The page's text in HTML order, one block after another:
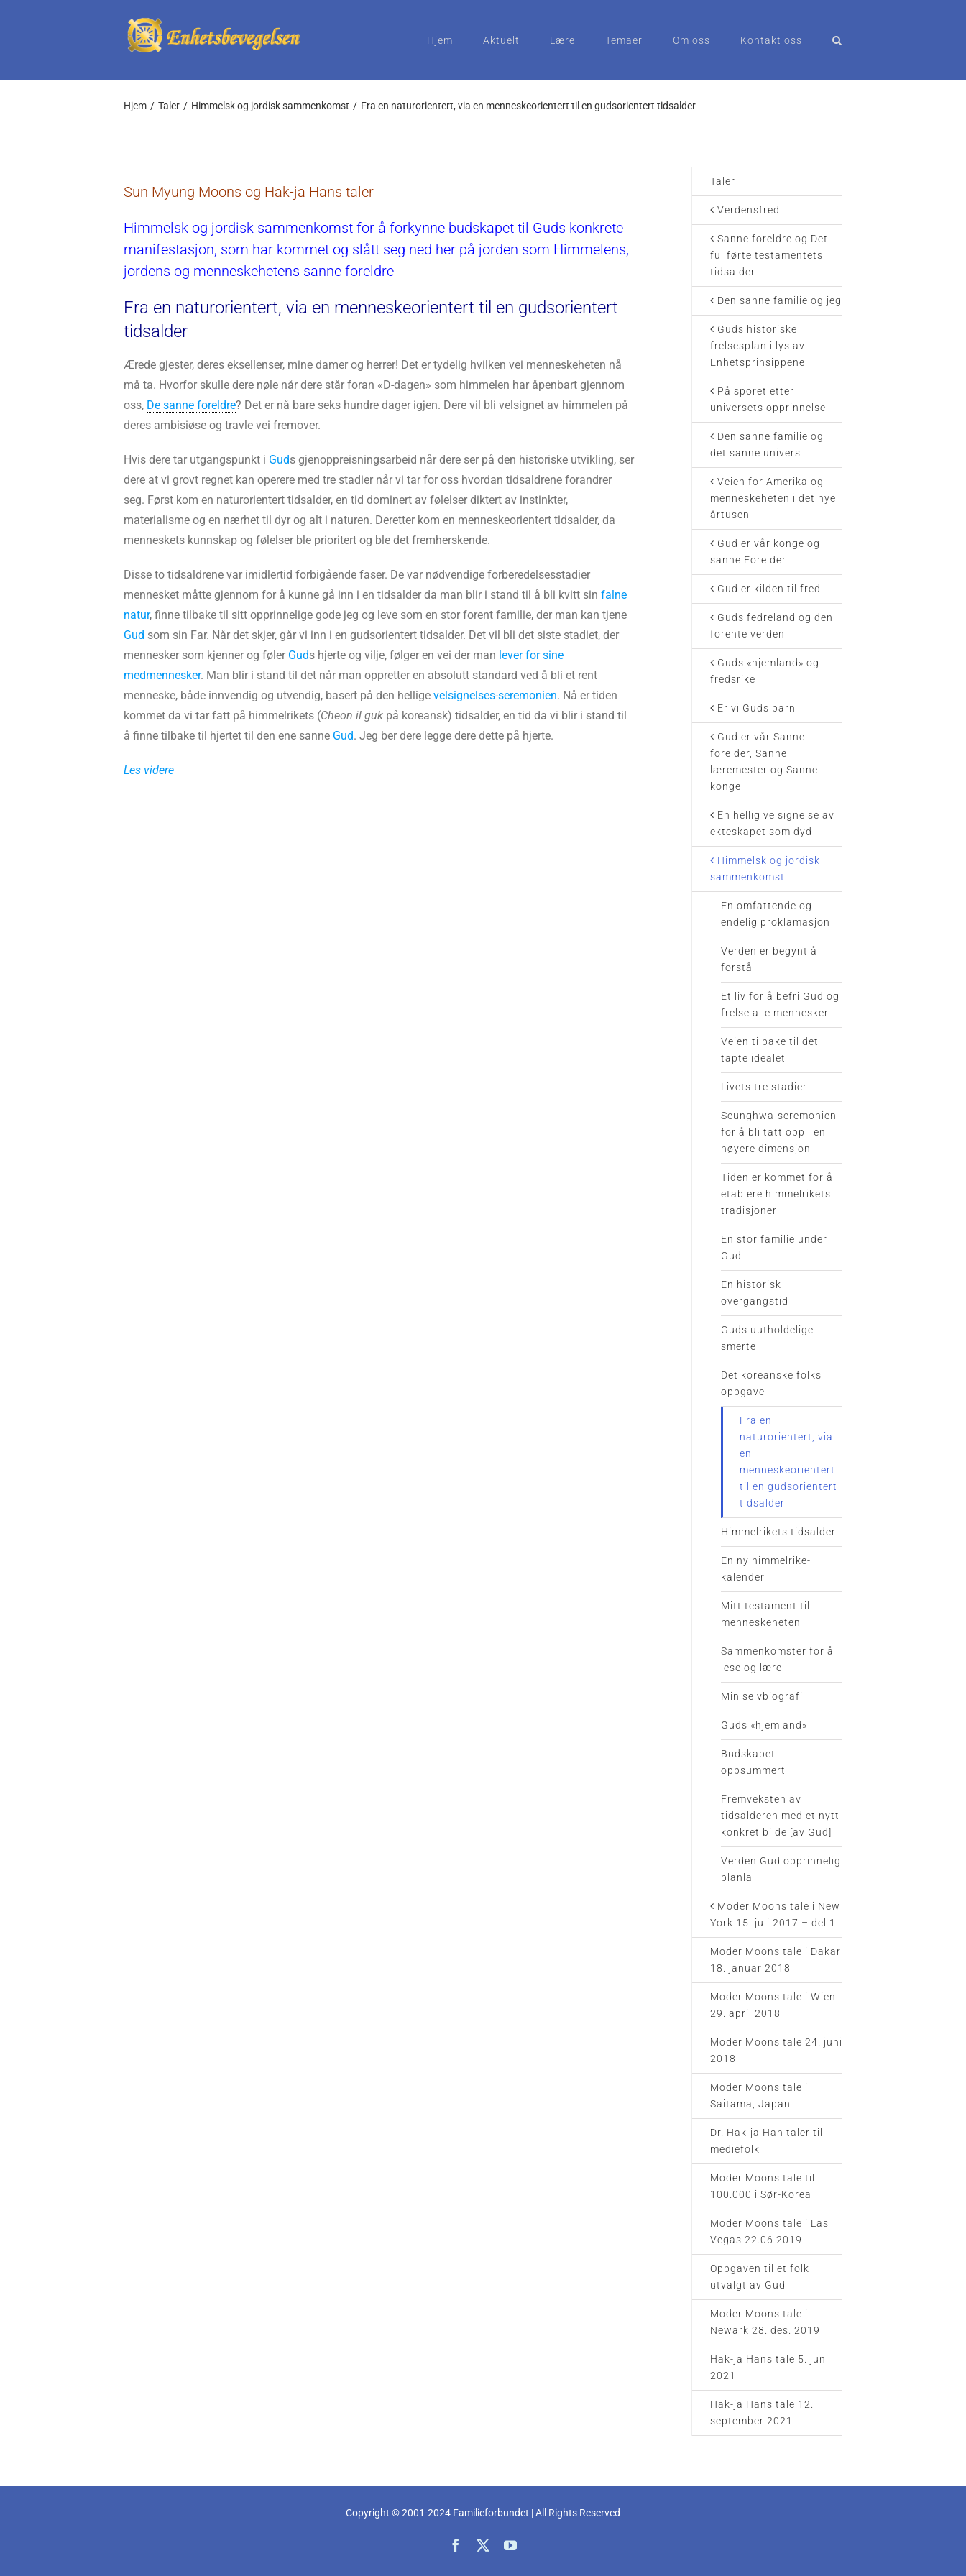
Hjem Aktuelt Lære Temaer Om oss Kontakt oss
Hjem Taler Himmelsk og jordisk sammenkomst Fra en naturorientert, via en menneskeorientert til en gudsorientert tidsalder
Sun Myung Moons og Hak-ja Hans taler
Himmelsk og jordisk sammenkomst for å forkynne budskapet til Guds konkrete
manifestasjon, som har kommet og slått seg ned her på jorden som Himmelens,
jordens og menneskehetens sanne foreldre
Fra en naturorientert, via en menneskeorientert til en gudsorientert
tidsalder
Ærede gjester, deres eksellenser, mine damer og herrer! Det er tydelig hvilken vei menneskeheten nå
må ta. Hvorfor skulle dere nøle når dere står foran «D-dagen» som himmelen har åpenbart gjennom
oss, De sanne foreldre? Det er nå bare seks hundre dager igjen. Dere vil bli velsignet av himmelen på
deres ambisiøse og travle vei fremover.
Hvis dere tar utgangspunkt i Guds gjenoppreisningsarbeid når dere ser på den historiske utvikling, ser
dere at vi grovt regnet kan operere med tre stadier når vi tar for oss hvordan tidsaldrene forandrer
seg. Først kom en naturorientert tidsalder, en tid dominert av følelser diktert av instinkter,
materialisme og en nærhet til dyr og alt i naturen. Deretter kom en menneskeorientert tidsalder, da
menneskets kunnskap og følelser ble prioritert og ble det fremherskende.
Disse to tidsaldrene var imidlertid forbigående faser. De var nødvendige forberedelsesstadier
mennesket måtte gjennom for å kunne gå inn i en tidsalder da man blir i stand til å bli kvitt sin falne
natur, finne tilbake til sitt opprinnelige gode jeg og leve som en stor forent familie, der man kan tjene
Gud som sin Far. Når det skjer, går vi inn i en gudsorientert tidsalder. Det vil bli det siste stadiet, der
mennesker som kjenner og føler Guds hjerte og vilje, følger en vei der man lever for sine
medmennesker. Man blir i stand til det når man oppretter en absolutt standard ved å bli et rent
menneske, både innvendig og utvendig, basert på den hellige velsignelses-seremonien. Nå er tiden
kommet da vi tar fatt på himmelrikets (Cheon il guk på koreansk) tidsalder, en tid da vi blir i stand til
å finne tilbake til hjertet til den ene sanne Gud. Jeg ber dere legge dere dette på hjerte.
Les videre
Taler
Verdensfred
Sanne foreldre og Det
fullførte testamentets
tidsalder
Den sanne familie og jeg
Guds historiske
frelsesplan i lys av
Enhetsprinsippene
På sporet etter
universets opprinnelse
Den sanne familie og
det sanne univers
Veien for Amerika og
menneskeheten i det nye
årtusen
Gud er vår konge og
sanne Forelder
Gud er kilden til fred
Guds fedreland og den
forente verden
Guds «hjemland» og
fredsrike
Er vi Guds barn
Gud er vår Sanne
forelder, Sanne
læremester og Sanne
konge
En hellig velsignelse av
ekteskapet som dyd
Himmelsk og jordisk
sammenkomst
En omfattende og
endelig proklamasjon
Verden er begynt å
forstå
Et liv for å befri Gud og
frelse alle mennesker
Veien tilbake til det
tapte idealet
Livets tre stadier
Seunghwa-seremonien
for å bli tatt opp i en
høyere dimensjon
Tiden er kommet for å
etablere himmelrikets
tradisjoner
En stor familie under
Gud
En historisk
overgangstid
Guds uutholdelige
smerte
Det koreanske folks
oppgave
Fra en
naturorientert, via
en
menneskeorientert
til en gudsorientert
tidsalder
Himmelrikets tidsalder
En ny himmelrike-
kalender
Mitt testament til
menneskeheten
Sammenkomster for å
lese og lære
Min selvbiografi
Guds «hjemland»
Budskapet
oppsummert
Fremveksten av
tidsalderen med et nytt
konkret bilde [av Gud]
Verden Gud opprinnelig
planla
Moder Moons tale i New
York 15. juli 2017 – del 1
Moder Moons tale i Dakar
18. januar 2018
Moder Moons tale i Wien
29. april 2018
Moder Moons tale 24. juni
2018
Moder Moons tale i
Saitama, Japan
Dr. Hak-ja Han taler til
mediefolk
Moder Moons tale til
100.000 i Sør-Korea
Moder Moons tale i Las
Vegas 22.06 2019
Oppgaven til et folk
utvalgt av Gud
Moder Moons tale i
Newark 28. des. 2019
Hak-ja Hans tale 5. juni
2021
Hak-ja Hans tale 12.
september 2021
Copyright © 2001-2024 Familieforbundet | All Rights Reserved
Facebook YouTube